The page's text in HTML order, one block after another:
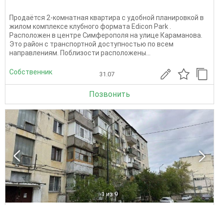
Продаётся 2-комнатная квартира с удобной планировкой в
жилом комплексе клубного формата Edicon Park .
Расположен в центре Симферополя на улице Караманова.
Это район с транспортной доступностью по всем
направлениям. Поблизости расположены...
Собственник 31.07
Позвонить
1 из 9